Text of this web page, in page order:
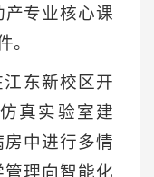
产专业核心课
。
东新校区开
真实验室建
中进行多情
理向智能化